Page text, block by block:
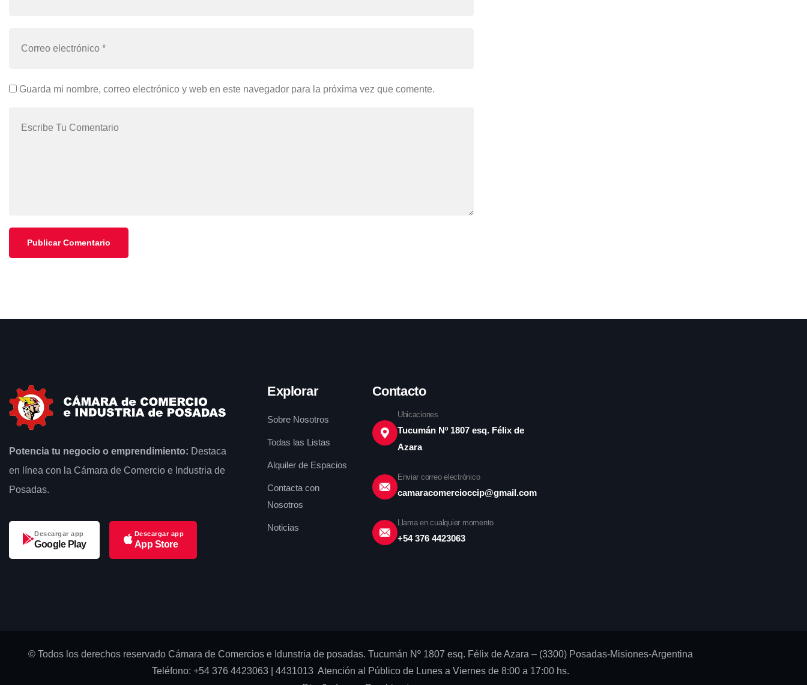
Guarda mi nombre, correo electrónico y web en este navegador para la próxima vez que comente.
Potencia tu negocio o emprendimiento: Destaca
en línea con la Cámara de Comercio e Industria de
Posadas.
Descargar app
Google Play
Descargar app
App Store
Explorar
Sobre Nosotros
Todas las Listas
Alquiler de Espacios
Contacta con
Nosotros
Noticias
Contacto
Ubicaciones
Tucumán Nº 1807 esq. Félix de
Azara
Enviar correo electrónico
camaracomercioccip@gmail.com
Llama en cualquier momento
+54 376 4423063
© Todos los derechos reservado Cámara de Comercios e Idunstria de posadas. Tucumán Nº 1807 esq. Félix de Azara – (3300) Posadas-Misiones-Argentina
Teléfono: +54 376 4423063 | 4431013 Atención al Público de Lunes a Viernes de 8:00 a 17:00 hs.